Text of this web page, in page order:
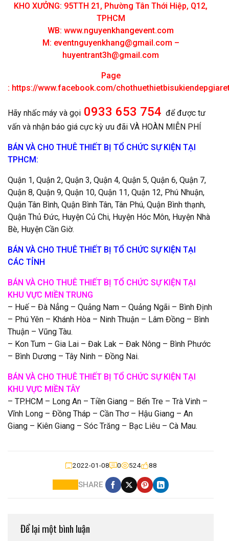
KHO XƯỞNG: 95TTH 21, Phường Tân Thới Hiệp, Q12,
TPHCM
WB: www.nguyenkhangevent.com
M: eventnguyenkhang@gmail.com –
huyentrant3h@gmail.com
Page
: https://www.facebook.com/
Hãy nhấc máy và gọi 0933 653 754 để được tư
vấn và nhận báo giá cực kỳ ưu đãi VÀ HOÀN MIỄN PHÍ
BÁN VÀ CHO THUÊ THIẾT BỊ TỔ CHỨC SỰ KIỆN TẠI
TPHCM:
Quận 1, Quận 2, Quận 3, Quận 4, Quận 5, Quận 6, Quận 7,
Quận 8, Quận 9, Quận 10, Quận 11, Quận 12, Phú Nhuận,
Quận Tân Bình, Quận Bình Tân, Tân Phú, Quận Bình thạnh,
Quận Thủ Đức, Huyện Củ Chi, Huyện Hóc Môn, Huyện Nhà
Bè, Huyện Cần Giờ.
BÁN VÀ CHO THUÊ THIẾT BỊ TỔ CHỨC SỰ KIỆN TẠI
CÁC TỈNH
BÁN VÀ CHO THUÊ THIẾT BỊ TỔ CHỨC SỰ KIỆN TẠI
KHU VỰC MIỀN TRUNG
– Huế – Đà Nẳng – Quảng Nam – Quảng Ngãi – Bình Định
– Phú Yên – Khánh Hòa – Ninh Thuận – Lâm Đồng – Bình
Thuận – Vũng Tàu.
– Kon Tum – Gia Lai – Đak Lak – Đak Nông – Bình Phước
– Bình Dương – Tây Ninh – Đồng Nai.
BÁN VÀ CHO THUÊ THIẾT BỊ TỔ CHỨC SỰ KIỆN TẠI
KHU VỰC MIỀN TÂY
– TP.HCM – Long An – Tiền Giang – Bến Tre – Trà Vinh –
Vĩnh Long – Đồng Tháp – Cần Thơ – Hậu Giang – An
Giang – Kiên Giang – Sóc Trăng – Bạc Liêu – Cà Mau.
2022-01-08 0 524 88
SHARE
Để lại một bình luận